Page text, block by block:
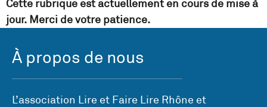
Cette rubrique est actuellement en cours de mise à
jour. Merci de votre patience.
À propos de nous
L’association Lire et Faire Lire Rhône et